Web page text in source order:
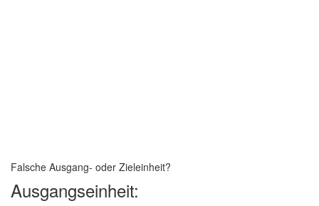
Falsche Ausgang- oder Zieleinheit?
Ausgangseinheit: